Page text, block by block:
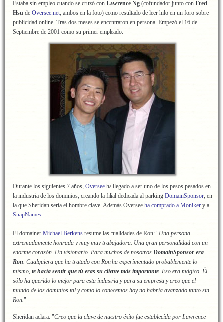
Estaba sin empleo cuando se cruzó con Lawrence Ng (cofundador junto con Fred
Hsu de Oversee.net, ambos en la foto) como resultado de leer hilo en un foro sobre
publicidad online. Tras dos meses se encontraron en persona. Empezó el 16 de
Septiembre de 2001 como su primer empleado.
Durante los siguientes 7 años, Oversee ha llegado a ser uno de los pesos pesados en
la industria de los dominios, creando la filial dedicada al parking DomainSponsor, en
la que Sheridan sería el hombre clave. Además Oversee ha comprado a Moniker y a
SnapNames.
El domainer Michael Berkens resume las cualidades de Ron: "Una persona
extremadamente honrada y muy muy trabajadora. Una gran personalidad con un
enorme corazón. Un visionario. Para muchos de nosotros DomainSponsor era
Ron. Cualquiera que ha tratado con Ron ha experimentado probablemente lo
mismo, te hacía sentir que tú eras su cliente más importante. Eso era mágico. Él
sólo ha querido lo mejor para esta industria y para su empresa y creo que el
mundo de los dominios tal y como lo conocemos hoy no habría avanzado tanto sin
Ron."
Sheridan aclara: "Creo que la clave de nuestro éxito fue establecida por Lawrence